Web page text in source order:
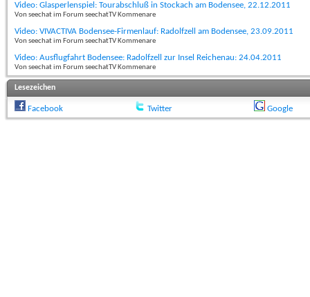
Video: Glasperlenspiel: Tourabschluß in Stockach am Bodensee, 22.12.2011
Von seechat im Forum seechatTV Kommenare
Video: VIVACTIVA Bodensee-Firmenlauf: Radolfzell am Bodensee, 23.09.2011
Von seechat im Forum seechatTV Kommenare
Video: Ausflugfahrt Bodensee: Radolfzell zur Insel Reichenau: 24.04.2011
Von seechat im Forum seechatTV Kommenare
Lesezeichen
Facebook Twitter Google